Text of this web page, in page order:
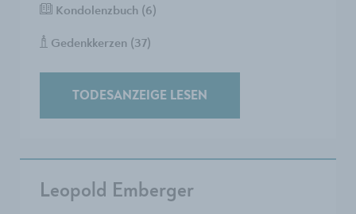
Kondolenzbuch (6)
Gedenkkerzen (37)
TODESANZEIGE LESEN
Leopold Emberger